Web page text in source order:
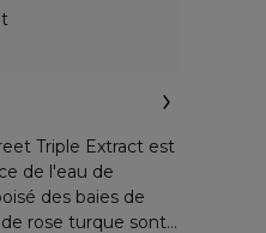
Triple Extract est
de l'eau de
des baies de
rose turque sont